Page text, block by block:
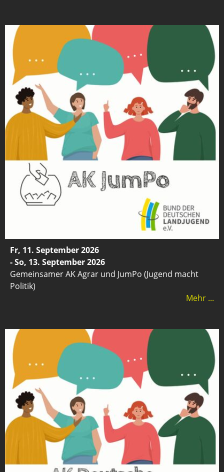
Fr, 11. September 2026
- So, 13. September 2026
Gemeinsamer AK Agrar und JumPo (Jugend macht
Politik)
Mehr ...